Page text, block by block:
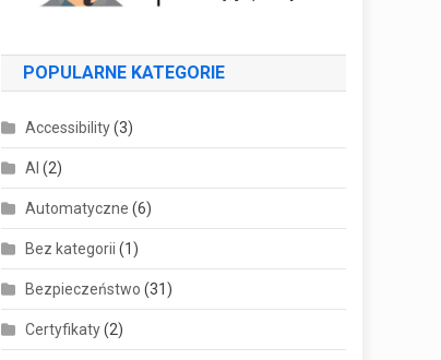
POPULARNE KATEGORIE
Accessibility(3)
AI (2)
Automatyczne (6)
Bez kategorii (1)
Bezpieczeństwo (31)
Certyfikaty(2)